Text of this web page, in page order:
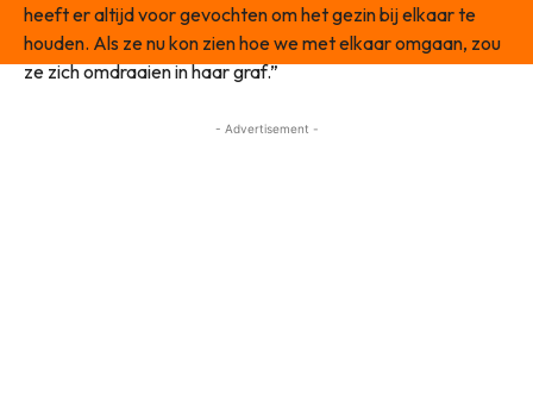
heeft er altijd voor gevochten om het gezin bij elkaar te
houden. Als ze nu kon zien hoe we met elkaar omgaan, zou
ze zich omdraaien in haar graf.”
- Advertisement -